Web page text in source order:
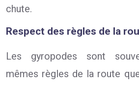
chute.
Respect des règles de la
Les gyropodes sont
mêmes règles de la route